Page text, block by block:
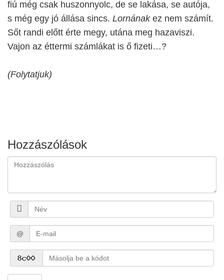
fiú még csak huszonnyolc, de se lakása, se autója,
s még egy jó állása sincs. Lornánakez nem számít.
Sőt randi előtt érte megy, utána meg hazaviszi.
Vajon az éttermi számlákat is ő fizeti…?
(Folytatjuk)
Hozzászólások
@